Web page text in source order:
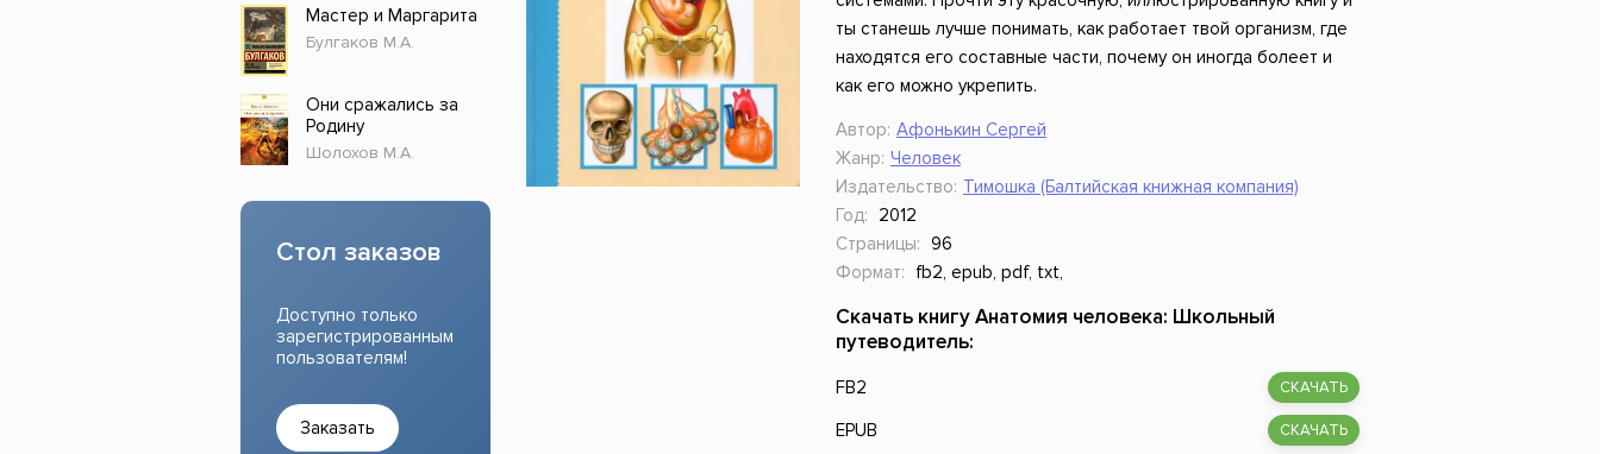
ты станешь лучше понимать, как работает твой организм, где
находятся его составные части, почему он иногда болеет и
как его можно укрепить.
Автор: Афонькин Сергей
Жанр: Человек
Издательство: Тимошка (Балтийская книжная компания)
Год:
2012
Страницы: 96
Формат:
fb2, epub, pdf, txt,
Скачать книгу Анатомия человека: Школьный
путеводитель:
FB2 СКАЧАТЬ
EPUB СКАЧАТЬ
Мастер и Маргарита
Булгаков М.А.
Они сражались за
Родину
Шолохов М.А.
Стол заказов
Доступно только
зарегистрированным
пользователям!
Заказать